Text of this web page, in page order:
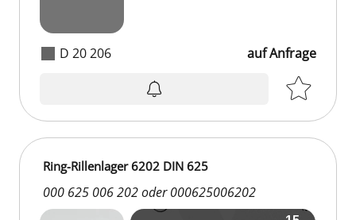
D 20 206 auf Anfrage
Ring-Rillenlager 6202 DIN 625
000 625 006 202 oder 000625006202